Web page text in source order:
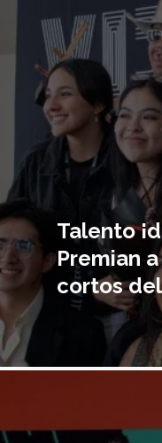
Talento
Premian
cortos del